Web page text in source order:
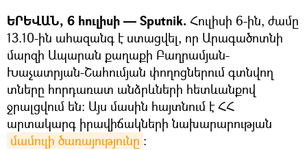
ԵՐԵՎԱՆ, 6 հուլիսի — Sputnik. Հուլիսի 6-ին, ժամը
13.10-ին ահազանգ է ստացվել, որ Արագածոտնի
մարզի Ապարան քաղաքի Բաղրամյան-
Խաչատրյան-Շահումյան փողոցներում գտնվող
տները հորդառատ անձրևների հետևանքով
ջրալցվում են: Այս մասին հայտնում է ՀՀ
արտակարգ իրավիճակների նախարարության
մամուլի ծառայությունը ։